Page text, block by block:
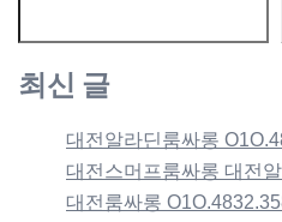
최신 글
대전알라딘룸싸롱
대전스머프룸싸롱 대전
대전룸싸롱